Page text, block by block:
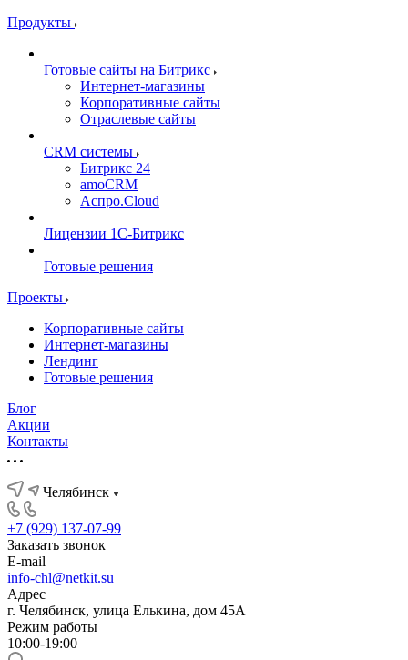
Продукты
Готовые сайты на Битрикс
Интернет-магазины
Корпоративные сайты
Отраслевые сайты
CRM системы
Битрикс 24
amoCRM
Аспро.Cloud
Лицензии 1С-Битрикс
Готовые решения
Проекты
Корпоративные сайты
Интернет-магазины
Лендинг
Готовые решения
Блог
Акции
Контакты
Челябинск
+7 (929) 137-07-99
Заказать звонок
E-mail
info-chl@netkit.su
Адрес
г. Челябинск, улица Елькина, дом 45А
Режим работы
10:00-19:00